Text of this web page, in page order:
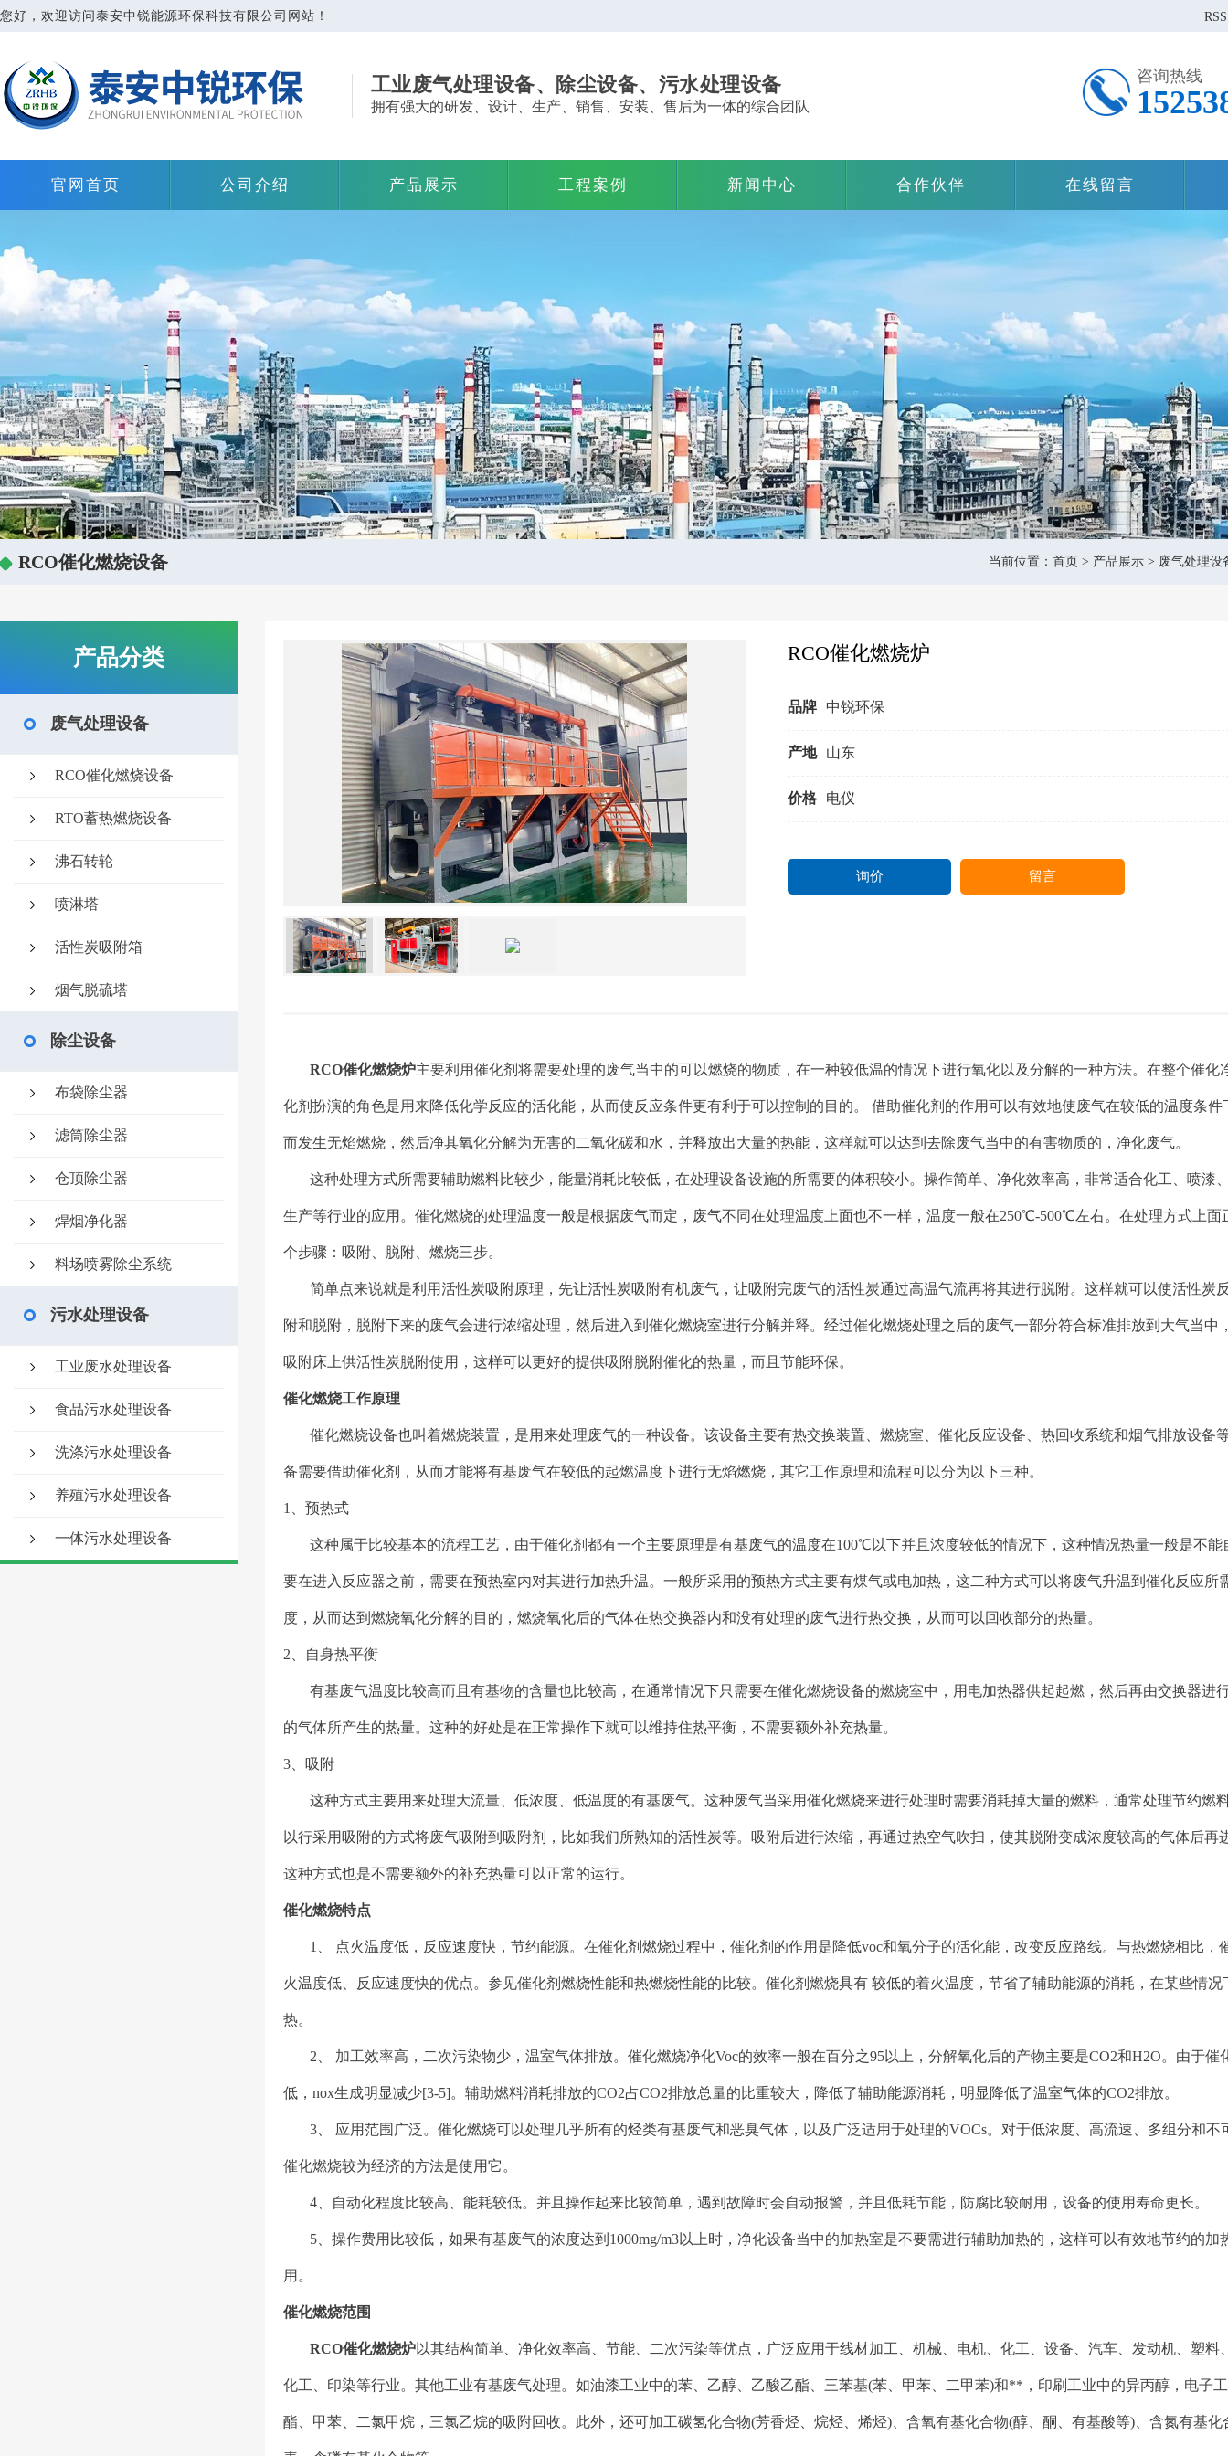
您好，欢迎访问泰安中锐能源环保科技有限公司网站！ RSS
工业废气处理设备、除尘设备、污水处理设备
拥有强大的研发、设计、生产、销售、安装、售后为一体的综合团队
咨询热线
官网首页 公司介绍 产品展示 工程案例 新闻中心 合作伙伴 在线留言
RCO催化燃烧设备 当前位置： 首页 > 产品展示 > 废气处理设
产品分类
废气处理设备
RCO催化燃烧设备
RTO蓄热燃烧设备
沸石转轮
喷淋塔
活性炭吸附箱
烟气脱硫塔
除尘设备
布袋除尘器
滤筒除尘器
仓顶除尘器
焊烟净化器
料场喷雾除尘系统
污水处理设备
工业废水处理设备
食品污水处理设备
洗涤污水处理设备
养殖污水处理设备
一体污水处理设备
RCO催化燃烧炉
品牌 中锐环保
产地 山东
价格 电仪
询价 留言
RCO催化燃烧炉主要利用催化剂将需要处理的废气当中的可以燃烧的物质，在一种较低温的情况下进行氧化以及分解的一种方法。在整个催化
化剂扮演的角色是用来降低化学反应的活化能，从而使反应条件更有利于可以控制的目的。 借助催化剂的作用可以有效地使废气在较低的温度条件
而发生无焰燃烧，然后净其氧化分解为无害的二氧化碳和水，并释放出大量的热能，这样就可以达到去除废气当中的有害物质的，净化废气。
这种处理方式所需要辅助燃料比较少，能量消耗比较低，在处理设备设施的所需要的体积较小。操作简单、净化效率高，非常适合化工、喷漆
生产等行业的应用。催化燃烧的处理温度一般是根据废气而定，废气不同在处理温度上面也不一样，温度一般在250℃-500℃左右。在处理方式上面
个步骤：吸附、脱附、燃烧三步。
简单点来说就是利用活性炭吸附原理，先让活性炭吸附有机废气，让吸附完废气的活性炭通过高温气流再将其进行脱附。这样就可以使活性炭
附和脱附，脱附下来的废气会进行浓缩处理，然后进入到催化燃烧室进行分解并释。经过催化燃烧处理之后的废气一部分符合标准排放到大气当中
吸附床上供活性炭脱附使用，这样可以更好的提供吸附脱附催化的热量，而且节能环保。
催化燃烧工作原理
催化燃烧设备也叫着燃烧装置，是用来处理废气的一种设备。该设备主要有热交换装置、燃烧室、催化反应设备、热回收系统和烟气排放设备
备需要借助催化剂，从而才能将有基废气在较低的起燃温度下进行无焰燃烧，其它工作原理和流程可以分为以下三种。
1、预热式
这种属于比较基本的流程工艺，由于催化剂都有一个主要原理是有基废气的温度在100℃以下并且浓度较低的情况下，这种情况热量一般是不能
要在进入反应器之前，需要在预热室内对其进行加热升温。一般所采用的预热方式主要有煤气或电加热，这二种方式可以将废气升温到催化反应所
度，从而达到燃烧氧化分解的目的，燃烧氧化后的气体在热交换器内和没有处理的废气进行热交换，从而可以回收部分的热量。
2、自身热平衡
有基废气温度比较高而且有基物的含量也比较高，在通常情况下只需要在催化燃烧设备的燃烧室中，用电加热器供起起燃，然后再由交换器进
的气体所产生的热量。这种的好处是在正常操作下就可以维持住热平衡，不需要额外补充热量。
3、吸附
这种方式主要用来处理大流量、低浓度、低温度的有基废气。这种废气当采用催化燃烧来进行处理时需要消耗掉大量的燃料，通常处理节约燃
以行采用吸附的方式将废气吸附到吸附剂，比如我们所熟知的活性炭等。吸附后进行浓缩，再通过热空气吹扫，使其脱附变成浓度较高的气体后再
这种方式也是不需要额外的补充热量可以正常的运行。
催化燃烧特点
1、 点火温度低，反应速度快，节约能源。在催化剂燃烧过程中，催化剂的作用是降低voc和氧分子的活化能，改变反应路线。与热燃烧相比，
火温度低、反应速度快的优点。参见催化剂燃烧性能和热燃烧性能的比较。催化剂燃烧具有 较低的着火温度，节省了辅助能源的消耗，在某些情况
热。
2、 加工效率高，二次污染物少，温室气体排放。催化燃烧净化Voc的效率一般在百分之95以上，分解氧化后的产物主要是CO2和H2O。由于催
低，nox生成明显减少[3-5]。辅助燃料消耗排放的CO2占CO2排放总量的比重较大，降低了辅助能源消耗，明显降低了温室气体的CO2排放。
3、 应用范围广泛。催化燃烧可以处理几乎所有的烃类有基废气和恶臭气体，以及广泛适用于处理的VOCs。对于低浓度、高流速、多组分和不
催化燃烧较为经济的方法是使用它。
4、自动化程度比较高、能耗较低。并且操作起来比较简单，遇到故障时会自动报警，并且低耗节能，防腐比较耐用，设备的使用寿命更长。
5、操作费用比较低，如果有基废气的浓度达到1000mg/m3以上时，净化设备当中的加热室是不要需进行辅助加热的，这样可以有效地节约的加
用。
催化燃烧范围
RCO催化燃烧炉以其结构简单、净化效率高、节能、二次污染等优点，广泛应用于线材加工、机械、电机、化工、设备、汽车、发动机、塑料
化工、印染等行业。其他工业有基废气处理。如油漆工业中的苯、乙醇、乙酸乙酯、三苯基(苯、甲苯、二甲苯)和**，印刷工业中的异丙醇，电子
酯、甲苯、二氯甲烷，三氯乙烷的吸附回收。此外，还可加工碳氢化合物(芳香烃、烷烃、烯烃)、含氧有基化合物(醇、酮、有基酸等)、含氮有基化